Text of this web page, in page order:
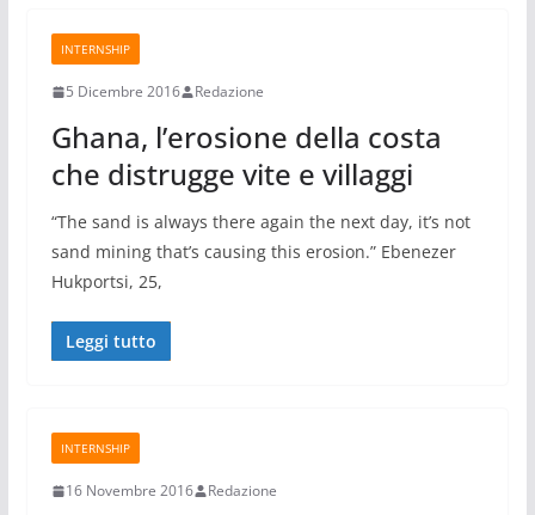
INTERNSHIP
5 Dicembre 2016 Redazione
Ghana, l’erosione della costa
che distrugge vite e villaggi
“The sand is always there again the next day, it’s not
sand mining that’s causing this erosion.” Ebenezer
Hukportsi, 25,
Leggi tutto
INTERNSHIP
16 Novembre 2016 Redazione